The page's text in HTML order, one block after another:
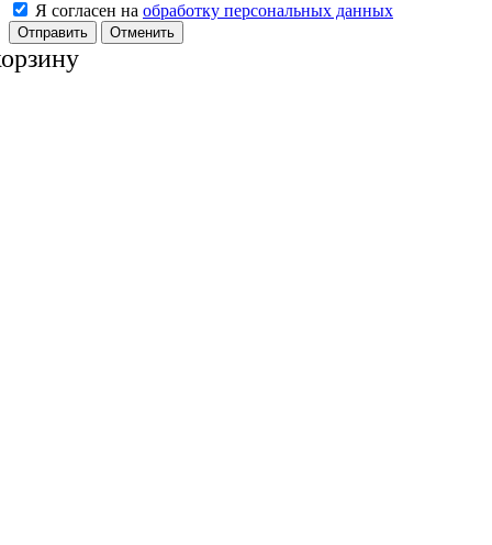
Я согласен на обработку персональных данных
Отменить